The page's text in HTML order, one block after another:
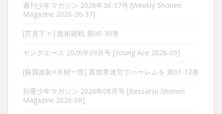
週刊少年マガジン 2026年36-37号 [Weekly Shonen
Magazine 2026-36-37]
[芥見下々] 呪術廻戦 第00-30巻
ヤングエース 2026年09月号 [Young Ace 2026-09]
[蘇我捨恥×氷樹一世] 異世界迷宮でハーレムを 第01-12巻
別冊少年マガジン 2026年08月号 [Bessatsu Shonen
Magazine 2026-08]